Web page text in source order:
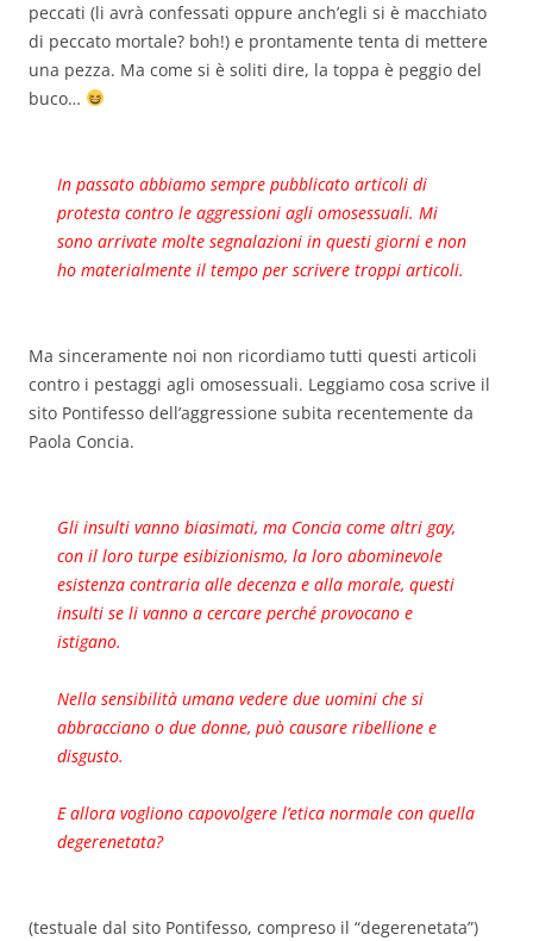
peccati (li avrà confessati oppure anch’egli si è macchiato
di peccato mortale? boh!) e prontamente tenta di mettere
una pezza. Ma come si è soliti dire, la toppa è peggio del
buco…
In passato abbiamo sempre pubblicato articoli di
protesta contro le aggressioni agli omosessuali. Mi
sono arrivate molte segnalazioni in questi giorni e non
ho materialmente il tempo per scrivere troppi articoli.
Ma sinceramente noi non ricordiamo tutti questi articoli
contro i pestaggi agli omosessuali. Leggiamo cosa scrive il
sito Pontifesso dell’aggressione subita recentemente da
Paola Concia.
Gli insulti vanno biasimati, ma Concia come altri gay,
con il loro turpe esibizionismo, la loro abominevole
esistenza contraria alle decenza e alla morale, questi
insulti se li vanno a cercare perché provocano e
istigano.
Nella sensibilità umana vedere due uomini che si
abbracciano o due donne, può causare ribellione e
disgusto.
E allora vogliono capovolgere l’etica normale con quella
degerenetata?
(testuale dal sito Pontifesso, compreso il “degerenetata”)